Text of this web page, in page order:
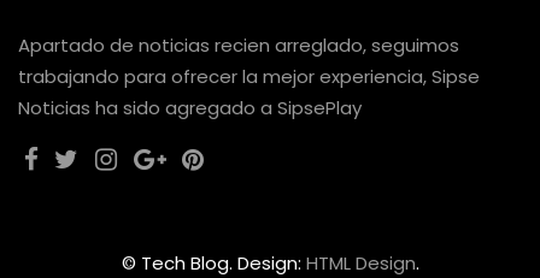
Apartado de noticias recien arreglado, seguimos
trabajando para ofrecer la mejor experiencia, Sipse
Noticias ha sido agregado a SipsePlay
© Tech Blog. Design: HTML Design.